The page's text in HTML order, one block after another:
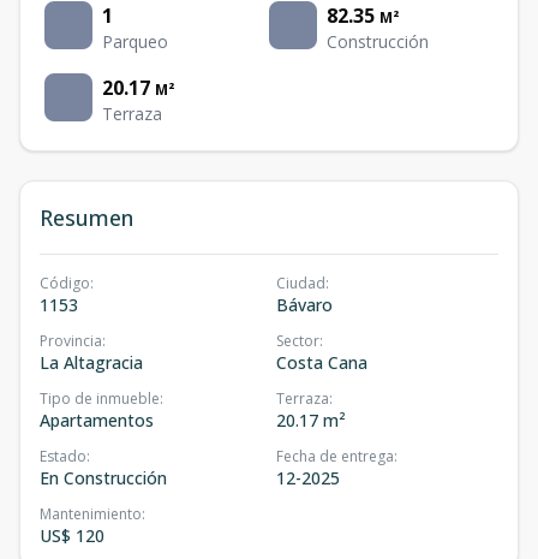
1
Parqueo
82.35 M²
Construcción
20.17 M²
Terraza
Resumen
Código:
1153
Ciudad:
Bávaro
Provincia:
La Altagracia
Sector:
Costa Cana
Tipo de inmueble:
Apartamentos
Terraza:
20.17 m²
Estado:
En Construcción
Fecha de entrega:
12-2025
Mantenimiento:
US$ 120